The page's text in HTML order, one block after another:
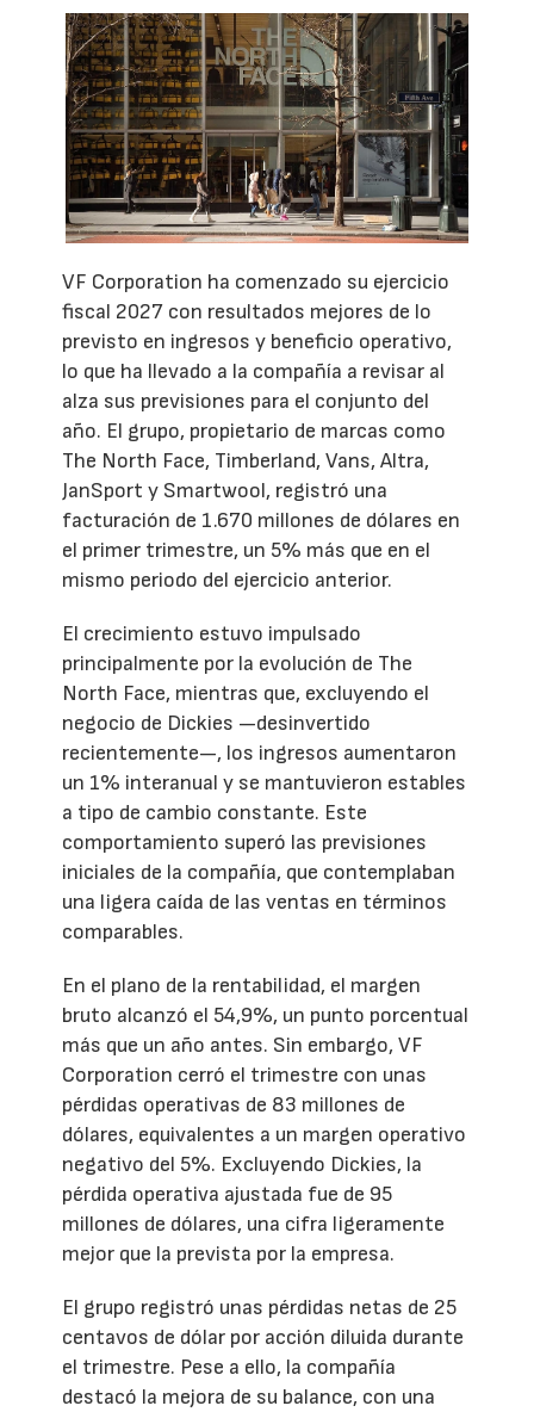
VF Corporation ha comenzado su ejercicio
fiscal 2027 con resultados mejores de lo
previsto en ingresos y beneficio operativo,
lo que ha llevado a la compañía a revisar al
alza sus previsiones para el conjunto del
año. El grupo, propietario de marcas como
The North Face, Timberland, Vans, Altra,
JanSport y Smartwool, registró una
facturación de 1.670 millones de dólares en
el primer trimestre, un 5% más que en el
mismo periodo del ejercicio anterior.
El crecimiento estuvo impulsado
principalmente por la evolución de The
North Face, mientras que, excluyendo el
negocio de Dickies —desinvertido
recientemente—, los ingresos aumentaron
un 1% interanual y se mantuvieron estables
a tipo de cambio constante. Este
comportamiento superó las previsiones
iniciales de la compañía, que contemplaban
una ligera caída de las ventas en términos
comparables.
En el plano de la rentabilidad, el margen
bruto alcanzó el 54,9%, un punto porcentual
más que un año antes. Sin embargo, VF
Corporation cerró el trimestre con unas
pérdidas operativas de 83 millones de
dólares, equivalentes a un margen operativo
negativo del 5%. Excluyendo Dickies, la
pérdida operativa ajustada fue de 95
millones de dólares, una cifra ligeramente
mejor que la prevista por la empresa.
El grupo registró unas pérdidas netas de 25
centavos de dólar por acción diluida durante
el trimestre. Pese a ello, la compañía
destacó la mejora de su balance, con una